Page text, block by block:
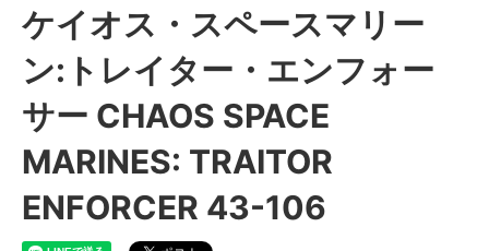
ケイオス・スペースマリー
ン:トレイター・エンフォー
サー CHAOS SPACE
MARINES: TRAITOR
ENFORCER 43-106